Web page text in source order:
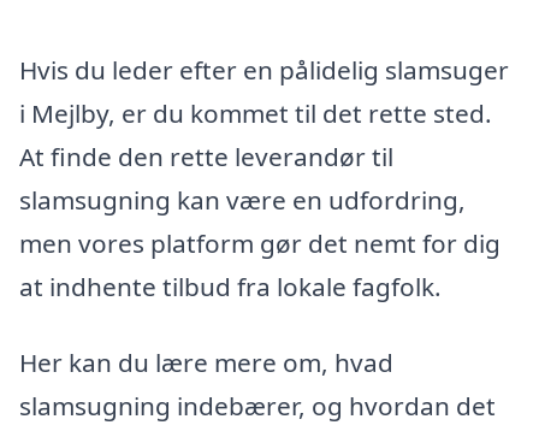
Hvis du leder efter en pålidelig slamsuger
i Mejlby, er du kommet til det rette sted.
At finde den rette leverandør til
slamsugning kan være en udfordring,
men vores platform gør det nemt for dig
at indhente tilbud fra lokale fagfolk.
Her kan du lære mere om, hvad
slamsugning indebærer, og hvordan det